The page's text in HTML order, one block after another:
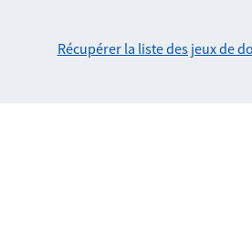
Récupérer la liste des jeux de